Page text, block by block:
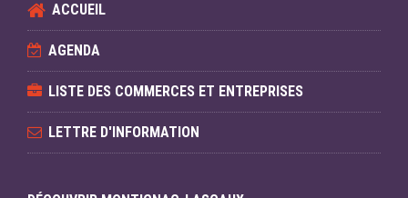
ACCUEIL
AGENDA
LISTE DES COMMERCES ET ENTREPRISES
LETTRE D'INFORMATION